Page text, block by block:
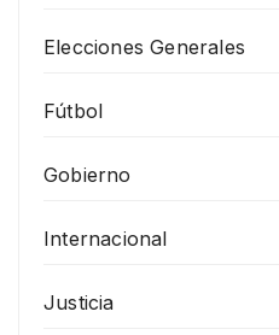
Elecciones Generales
Fútbol
Gobierno
Internacional
Justicia